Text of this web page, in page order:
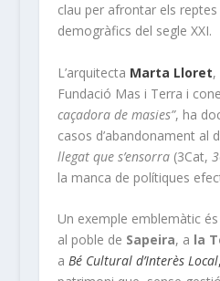
clau per afrontar els
demogràfics del segle XXI.
L’arquitecta Marta Lloret,
Fundació Mas i Terra i
caçadora de masies”, ha
casos d’abandonament al
llegat que s’ensorra(3Cat,
la manca de polítiques
Un exemple emblemàtic és
al poble de Sapeira, a la
a Bé Cultural d’Interès Local,